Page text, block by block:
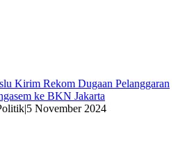
Kirim Rekom Dugaan Pelanggaran
ke BKN Jakarta
|5 November 2024